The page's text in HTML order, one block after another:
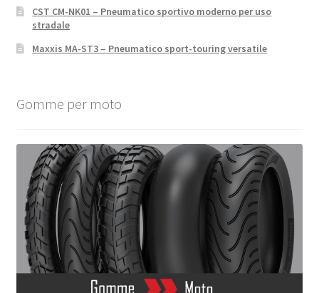
CST CM-NK01 – Pneumatico sportivo moderno per uso
stradale
Maxxis MA-ST3 – Pneumatico sport-touring versatile
Gomme per moto